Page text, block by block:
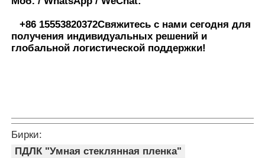
+86 15553820372Свяжитесь с нами сегодня для
получения индивидуальных решений и
глобальной логистической поддержки!
Бирки:
ПДЛК "Умная стеклянная пленка"